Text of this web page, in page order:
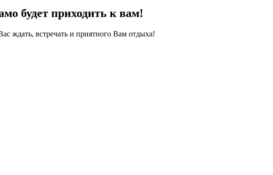
будет приходить к вам!
ждать, встречать и приятного Вам отдыха!